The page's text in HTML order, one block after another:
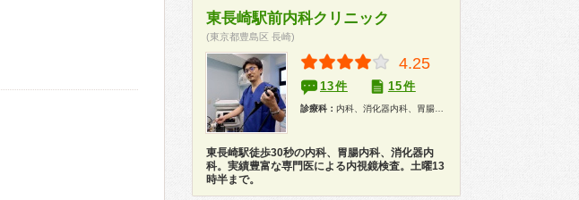
東長崎駅前内科クリニック
(東京都豊島区 長崎)
4.25
13件 15件
診療科： 内科、消化器内科、胃腸科、漢方、内視鏡、健康診断、人間ドック
東長崎駅徒歩30秒の内科、胃腸内科、消化器内
科。実績豊富な専門医による内視鏡検査。土曜13
時半まで。